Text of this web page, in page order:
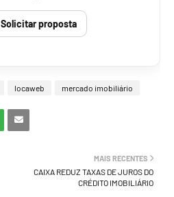
Solicitar proposta
locaweb mercado imobiliário
MAIS RECENTES
CAIXA REDUZ TAXAS DE JUROS DO
CRÉDITO IMOBILIÁRIO